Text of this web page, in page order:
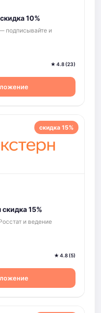
10%
подписывайте и
★ 4.8 (23)
скидка 15%
15%
и ведение
★ 4.8 (5)